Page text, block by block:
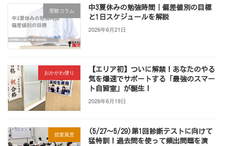
受験コラム
中3夏休みの勉強時間｜偏差値別の目標
と1日スケジュールを解説
2026年6月21日
おかがわ便り
【エリア初】ついに解禁！あなたのやる
気を爆速でサポートする「最強のスマー
ト自習室」が誕生！
2026年6月19日
授業風景
(5/27～5/29)第1回診断テストに向けて
猛特訓！過去問を使って頻出問題を演